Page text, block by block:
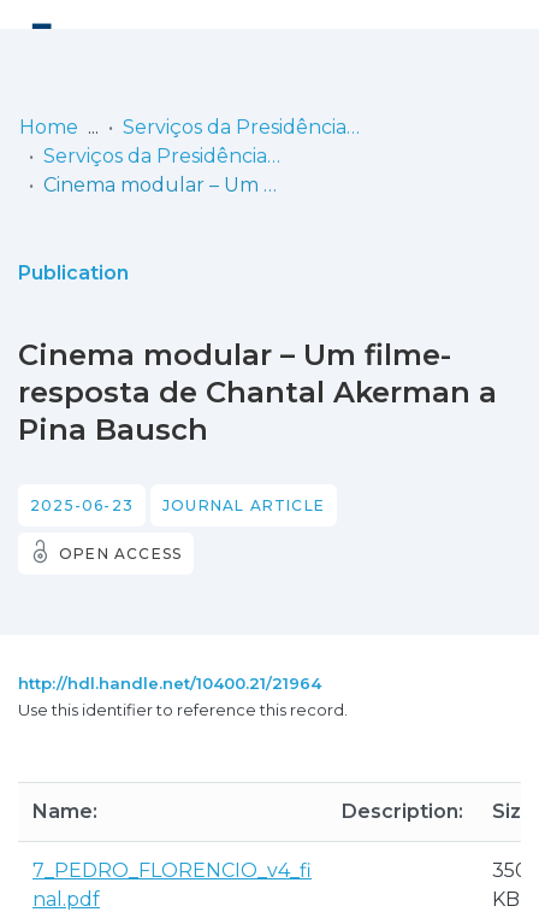
Communities
Statistics
Home
Serviços da Presidência do Instituto Politécnico de Lisboa
Serviços da Presidência - Artigos
Cinema modular – Um filme-resposta de Chantal Akerman a Pina Bausch
Publication
Cinema modular – Um filme-
resposta de Chantal Akerman a
Pina Bausch
2025-06-23 JOURNAL ARTICLE
OPEN ACCESS
http://hdl.handle.net/10400.21/21964
Use this identifier to reference this record.
Name: Description: Size:
7_PEDRO_FLORENCIO_v4_fi
nal.pdf
KB